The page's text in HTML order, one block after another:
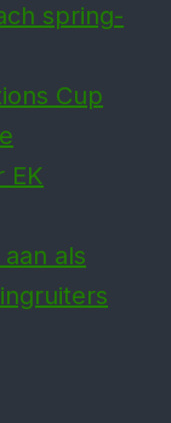
spring­
Cup
EK
als